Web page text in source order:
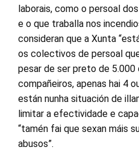
laborais, como o persoal
e o que traballa nos
consideran que a Xunta
os colectivos de persoal
pesar de ser preto de 5.000
compañeiros, apenas hai 4
están nunha situación de
limitar a efectividade e
“tamén fai que sexan máis
abusos”.